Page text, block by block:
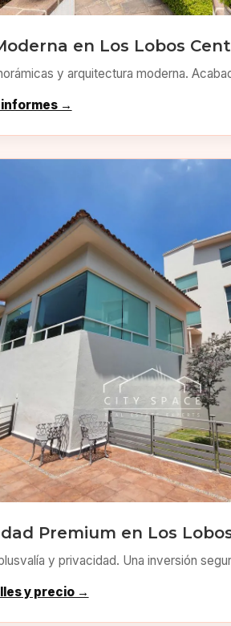
en Los Lobos
y arquitectura moderna.
→
Premium en Los
y privacidad. Una inversión
y precio →